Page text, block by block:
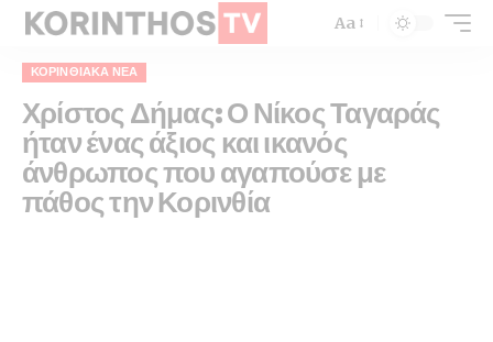
Aa
ΚΟΡΙΝΘΙΑΚΆ ΝΈΑ
Χρίστος Δήμας: Ο Νίκος Ταγαράς
ήταν ένας άξιος και ικανός
άνθρωπος που αγαπούσε με
πάθος την Κορινθία